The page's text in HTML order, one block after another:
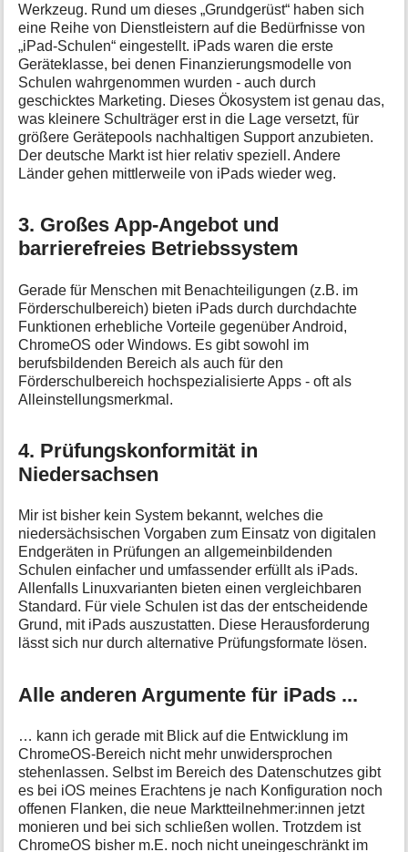
Werkzeug. Rund um dieses „Grundgerüst“ haben sich
eine Reihe von Dienstleistern auf die Bedürfnisse von
„iPad-Schulen“ eingestellt. iPads waren die erste
Geräteklasse, bei denen Finanzierungsmodelle von
Schulen wahrgenommen wurden - auch durch
geschicktes Marketing. Dieses Ökosystem ist genau das,
was kleinere Schulträger erst in die Lage versetzt, für
größere Gerätepools nachhaltigen Support anzubieten.
Der deutsche Markt ist hier relativ speziell. Andere
Länder gehen mittlerweile von iPads wieder weg.
3. Großes App-Angebot und
barrierefreies Betriebssystem
Gerade für Menschen mit Benachteiligungen (z.B. im
Förderschulbereich) bieten iPads durch durchdachte
Funktionen erhebliche Vorteile gegenüber Android,
ChromeOS oder Windows. Es gibt sowohl im
berufsbildenden Bereich als auch für den
Förderschulbereich hochspezialisierte Apps - oft als
Alleinstellungsmerkmal.
4. Prüfungskonformität in
Niedersachsen
Mir ist bisher kein System bekannt, welches die
niedersächsischen Vorgaben zum Einsatz von digitalen
Endgeräten in Prüfungen an allgemeinbildenden
Schulen einfacher und umfassender erfüllt als iPads.
Allenfalls Linuxvarianten bieten einen vergleichbaren
Standard. Für viele Schulen ist das der entscheidende
Grund, mit iPads auszustatten. Diese Herausforderung
lässt sich nur durch alternative Prüfungsformate lösen.
Alle anderen Argumente für iPads ...
… kann ich gerade mit Blick auf die Entwicklung im
ChromeOS-Bereich nicht mehr unwidersprochen
stehenlassen. Selbst im Bereich des Datenschutzes gibt
es bei iOS meines Erachtens je nach Konfiguration noch
offenen Flanken, die neue Marktteilnehmer:innen jetzt
monieren und bei sich schließen wollen. Trotzdem ist
ChromeOS bisher m.E. noch nicht uneingeschränkt im